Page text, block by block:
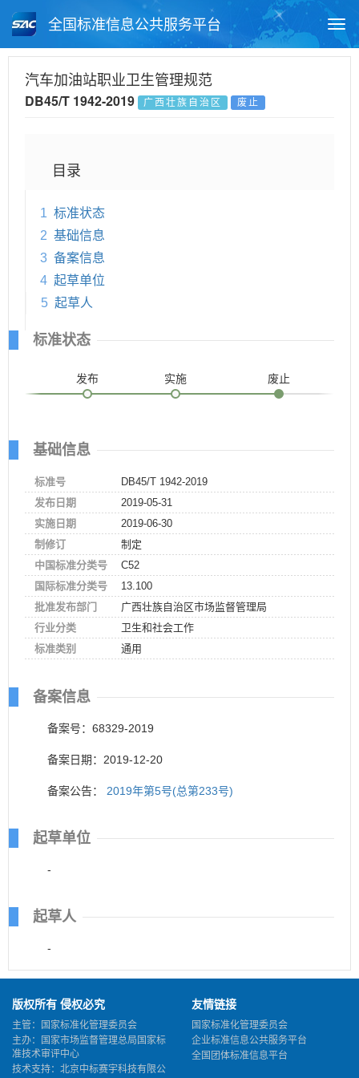
全国标准信息公共服务平台
月报查询 标准公告查询
汽车加油站职业卫生管理规范
DB45/T 1942-2019 广西壮族自治区 废止
目录
1 标准状态
2 基础信息
3 备案信息
4 起草单位
5 起草人
标准状态
发布 实施 废止
基础信息
标准号
DB45/T 1942-2019
发布日期
2019-05-31
实施日期
2019-06-30
制修订
制定
中国标准分类号
C52
国际标准分类号
13.100
批准发布部门
广西壮族自治区市场监督管理局
行业分类
卫生和社会工作
标准类别
通用
备案信息
备案号：68329-2019
备案日期：2019-12-20
备案公告： 2019年第5号(总第233号)
起草单位
-
起草人
-
版权所有 侵权必究
主管：国家标准化管理委员会
主办：国家市场监督管理总局国家标
准技术审评中心
技术支持：北京中标赛宇科技有限公
友情链接
国家标准化管理委员会
企业标准信息公共服务平台
全国团体标准信息平台